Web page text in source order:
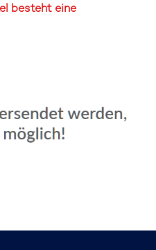
besteht eine